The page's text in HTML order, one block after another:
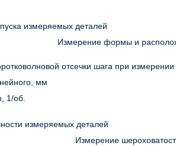
измеряемых деталей
Измерение формы и
отсечки шага при
мм
1/об.
измеряемых деталей
Измерение